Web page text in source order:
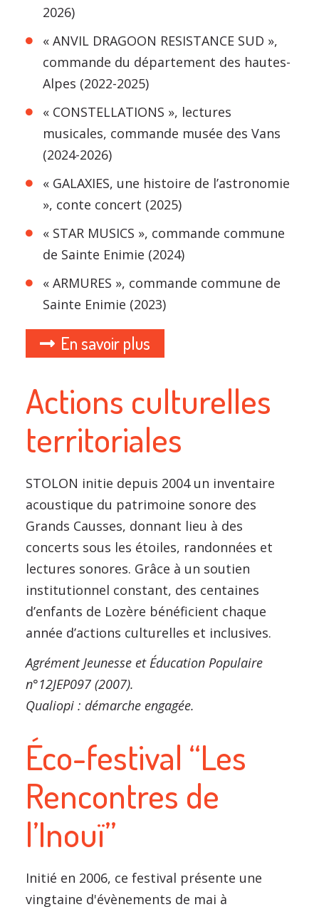
2026)
« ANVIL DRAGOON RESISTANCE SUD »,
commande du département des hautes-
Alpes (2022-2025)
« CONSTELLATIONS », lectures
musicales, commande musée des Vans
(2024-2026)
« GALAXIES, une histoire de l’astronomie
», conte concert (2025)
« STAR MUSICS », commande commune
de Sainte Enimie (2024)
« ARMURES », commande commune de
Sainte Enimie (2023)
En savoir plus
Actions culturelles
territoriales
STOLON initie depuis 2004 un inventaire
acoustique du patrimoine sonore des
Grands Causses, donnant lieu à des
concerts sous les étoiles, randonnées et
lectures sonores. Grâce à un soutien
institutionnel constant, des centaines
d’enfants de Lozère bénéficient chaque
année d’actions culturelles et inclusives.
Agrément Jeunesse et Éducation Populaire
n°12JEP097 (2007).
Qualiopi : démarche engagée.
Éco-festival “Les
Rencontres de
l’Inouï”
Initié en 2006, ce festival présente une
vingtaine d'évènements de mai à